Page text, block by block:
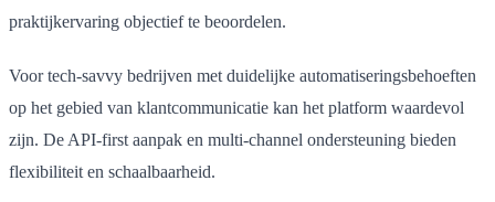
praktijkervaring objectief te beoordelen.
Voor tech-savvy bedrijven met duidelijke automatiseringsbehoeften
op het gebied van klantcommunicatie kan het platform waardevol
zijn. De API-first aanpak en multi-channel ondersteuning bieden
flexibiliteit en schaalbaarheid.